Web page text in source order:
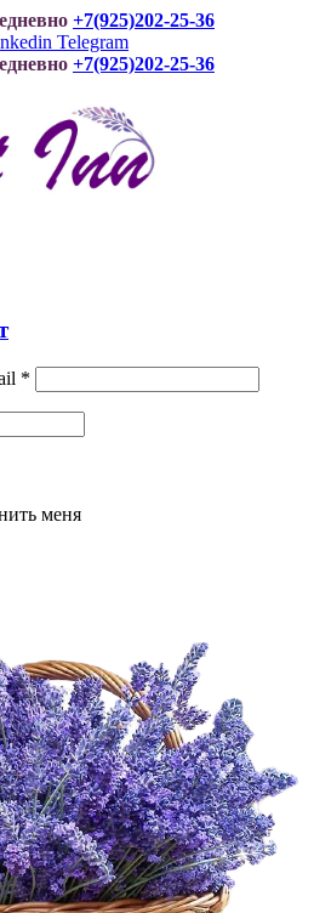
+7(925)202-25-36
Telegram
+7(925)202-25-36
*
меня